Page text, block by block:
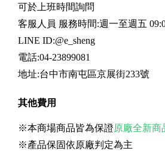
可於上班時間詢問
客服人員 服務時間:週一至週五
LINE ID:@e_sheng
電話:04-23899081
地址:台中市南屯區京展街233號
其他費用
※本商場商品皆為保證原廠全新商
※產品保固依原廠判定為主